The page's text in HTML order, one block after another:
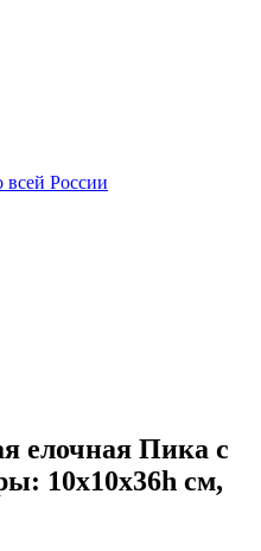
всей России
елочная Пика с
10х10х36h см,